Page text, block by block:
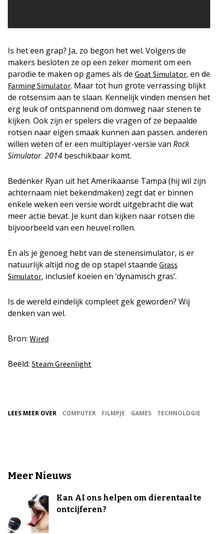
Is het een grap? Ja, zo begon het wel. Volgens de
makers besloten ze op een zeker moment om een
parodie te maken op games als de Goat Simulator, en de
Farming Simulator. Maar tot hun grote verrassing blijkt
de rotsensim aan te slaan. Kennelijk vinden mensen het
erg leuk of ontspannend om domweg naar stenen te
kijken. Ook zijn er spelers die vragen of ze bepaalde
rotsen naar eigen smaak kunnen aan passen. anderen
willen weten of er een multiplayer-versie van Rock
Simulator 2014 beschikbaar komt.
Bedenker Ryan uit het Amerikaanse Tampa (hij wil zijn
achternaam niet bekendmaken) zegt dat er binnen
enkele weken een versie wordt uitgebracht die wat
meer actie bevat. Je kunt dan kijken naar rotsen die
bijvoorbeeld van een heuvel rollen.
En als je genoeg hebt van de stenensimulator, is er
natuurlijk altijd nog de op stapel staande Grass
Simulator, inclusief koeien en ‘dynamisch gras’.
Is de wereld eindelijk compleet gek geworden? Wij
denken van wel.
Bron: Wired
Beeld: Steam Greenlight
LEES MEER OVER COMPUTER FILMPJE GAMES TECHNOLOGIE
Meer Nieuws
Kan AI ons helpen om dierentaal te
ontcijferen?